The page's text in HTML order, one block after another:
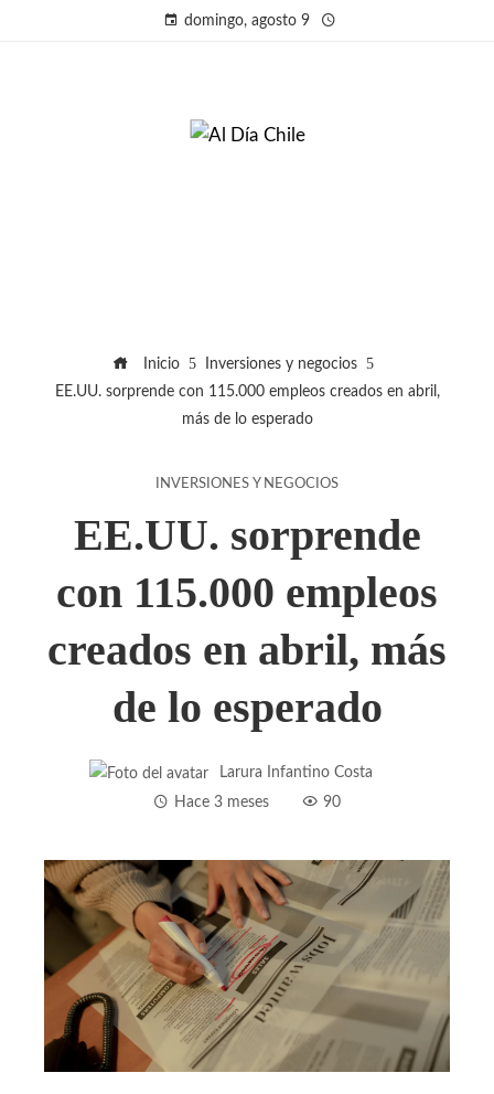
domingo, agosto 9
Inicio
Inversiones y negocios
EE.UU. sorprende con 115.000 empleos creados en abril,
más de lo esperado
INVERSIONES Y NEGOCIOS
EE.UU. sorprende
con 115.000 empleos
creados en abril, más
de lo esperado
Larura Infantino Costa
Hace 3 meses
90